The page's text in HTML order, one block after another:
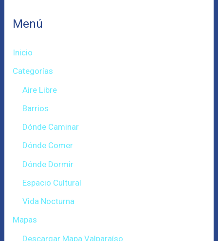
Menú
Inicio
Categorías
Aire Libre
Barrios
Dónde Caminar
Dónde Comer
Dónde Dormir
Espacio Cultural
Vida Nocturna
Mapas
Descargar Mapa Valparaíso